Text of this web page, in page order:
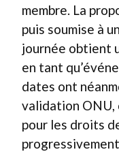
membre. La
puis soumise à
journée obtient
en tant
dates ont
validation ONU,
pour les droits